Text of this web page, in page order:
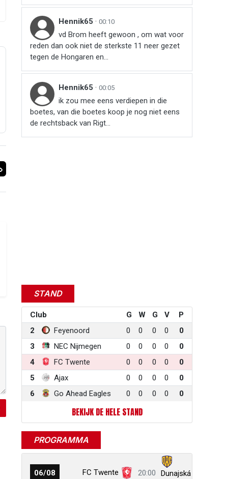
via Mail
Delen link
Hennik65 · 00:10
vd Brom heeft gewoon , om wat voor
reden dan ook niet de sterkste 11 neer gezet
tegen de Hongaren en...
Hennik65 · 00:05
ik zou mee eens verdiepen in die
boetes, van die boetes koop je nog niet eens
de rechtsback van Rigt...
STAND
Club G W G V
P
2
Feyenoord 0 0 0 0
0
3
NEC Nijmegen 0 0 0 0
0
4
FC Twente 0 0 0 0
0
5
Ajax 0 0 0 0
0
6
Go Ahead Eagles 0 0 0 0 0
BEKIJK DE HELE STAND
PROGRAMMA
06/08 FC Twente 20:00
Dunajská